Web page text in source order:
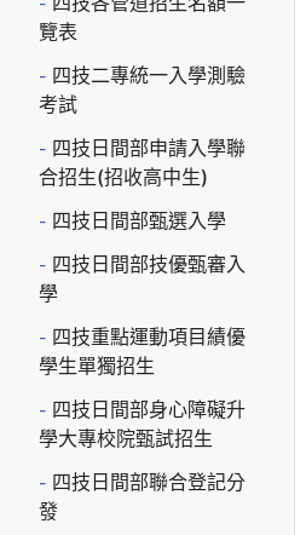
覽表
四技二專統一入學測驗
考試
四技日間部申請入學聯
合招生(招收高中生)
四技日間部甄選入學
四技日間部技優甄審入
學
四技重點運動項目績優
學生單獨招生
四技日間部身心障礙升
學大專校院甄試招生
四技日間部聯合登記分
發